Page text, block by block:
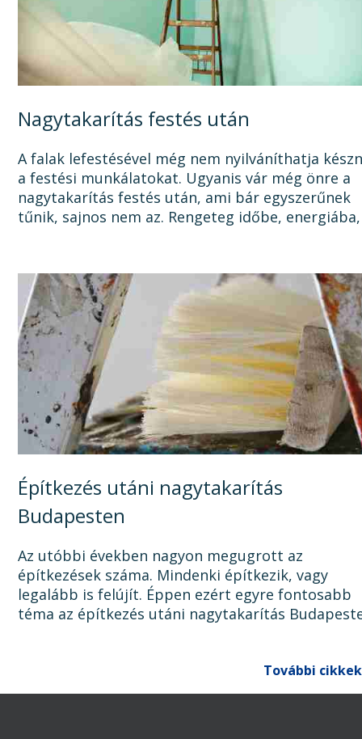
Nagytakarítás festés után
A falak lefestésével még nem nyilváníthatja
a festési munkálatokat. Ugyanis vár még önre a
nagytakarítás festés után, ami bár egyszerűnek
tűnik, sajnos nem az. Rengeteg időbe,
Építkezés utáni nagytakarítás
Budapesten
Az utóbbi években nagyon megugrott az
építkezések száma. Mindenki építkezik, vagy
legalább is felújít. Éppen ezért egyre fontosabb
téma az építkezés utáni nagytakarítás
További cikkek